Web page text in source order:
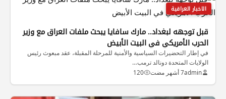
الاخبار العراقية
قبل توجهه لبغداد.. مارك سافايا يبحث ملفات العراق مع وزير
الحرب الأمريكي في البيت الأبيض
في إطار التحضيرات السياسية والأمنية للمرحلة المقبلة، عقد مبعوث رئيس
الولايات المتحدة دونالد ترمب…
admin7 أشهر مضت 120